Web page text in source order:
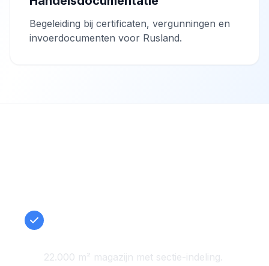
Begeleiding bij certificaten, vergunningen en
invoerdocumenten voor Rusland.
22.000 m² magazijn met sectie-indeling.